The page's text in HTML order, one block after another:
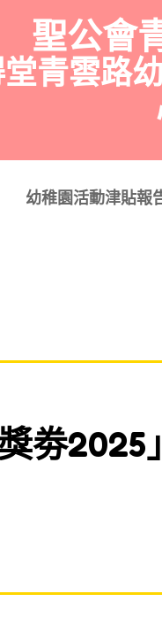
聖公會
堂青雲
幼稚園活動津貼報
劵2025